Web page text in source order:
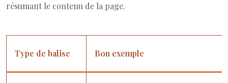
résumant le contenu de la page.
Type de balise Bon exemple